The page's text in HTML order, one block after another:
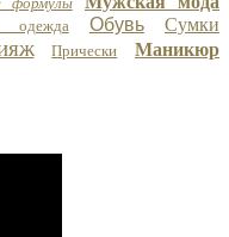
одежда Обувь Сумки
Прически
Маникюр